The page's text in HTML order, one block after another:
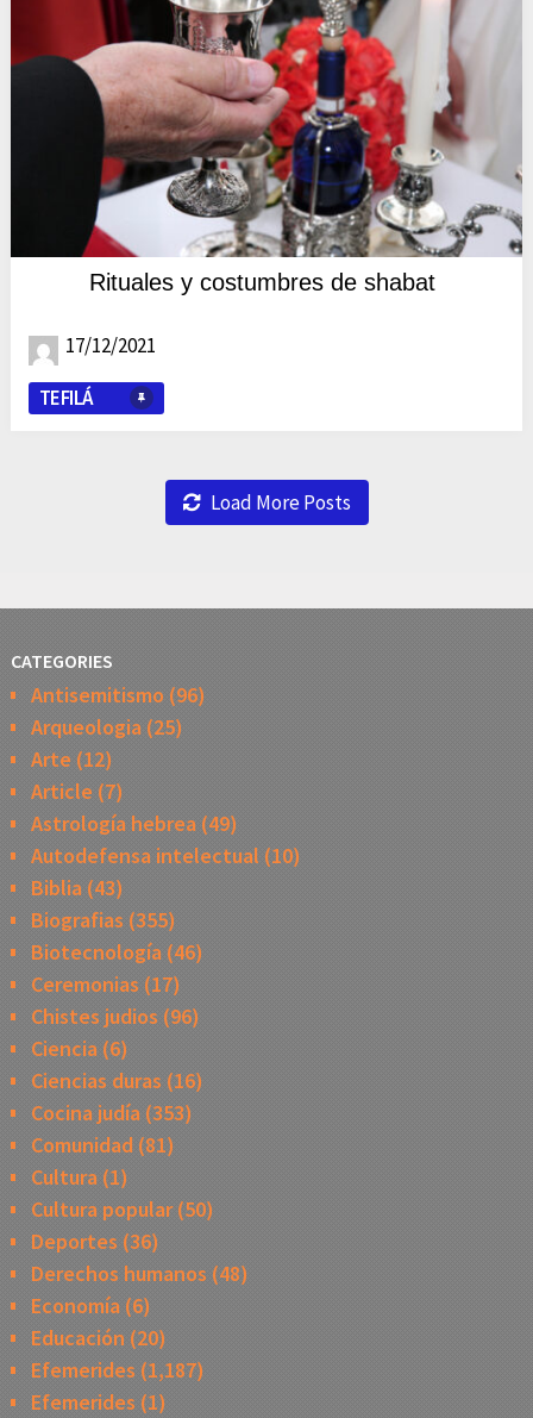
Rituales y costumbres de shabat
17/12/2021
TEFILÁ
Load More Posts
CATEGORIES
Antisemitismo (96)
Arqueologia(25)
Arte (12)
Article (7)
Astrología hebrea(49)
Autodefensa intelectual (10)
Biblia(43)
Biografias (355)
Biotecnología(46)
Ceremonias (17)
Chistes judios (96)
Ciencia(6)
Ciencias duras (16)
Cocina judía(353)
Comunidad(81)
Cultura(1)
Cultura popular(50)
Deportes (36)
Derechos humanos (48)
Economía(6)
Educación (20)
Efemerides (1,187)
Efemerides (1)